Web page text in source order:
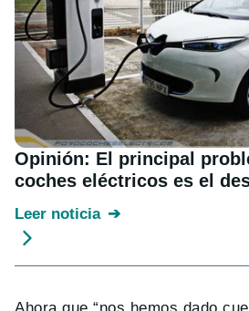
Opinión: El principal
coches eléctricos es el
Leer noticia